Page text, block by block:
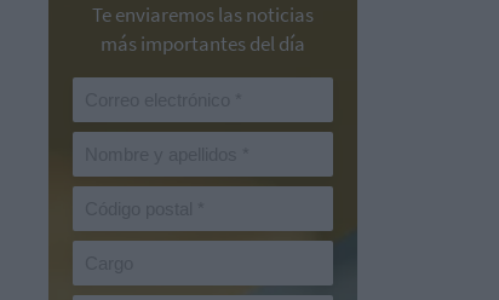
Te enviaremos las noticias
más importantes del día